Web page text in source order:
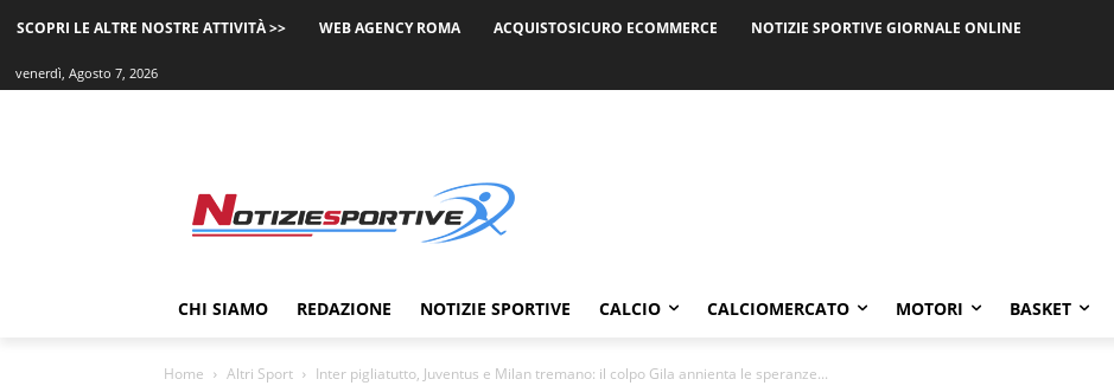
SCOPRI LE ALTRE NOSTRE ATTIVITÀ >> WEB AGENCY ROMA ACQUISTOSICURO ECOMMERCE NOTIZIE SPORTIVE GIORNALE ONLINE
venerdì, Agosto 7, 2026
CHI SIAMO REDAZIONE NOTIZIE SPORTIVE CALCIO CALCIOMERCATO MOTORI BASKET
Home Altri Sport Inter pigliatutto, Juventus e Milan tremano: il colpo Gila annienta le speranze...